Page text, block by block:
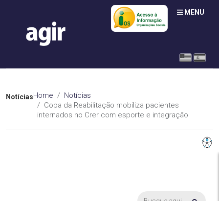
MENU
NotíciasHome
Notícias
Copa da Reabilitação mobiliza pacientes
internados no Crer com esporte e integração